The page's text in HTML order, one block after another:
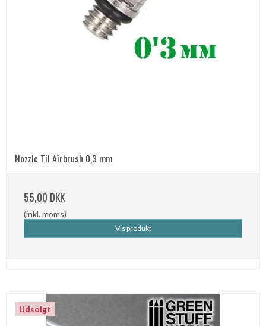
Nozzle Til Airbrush 0,3 mm
55,00 DKK
(inkl. moms)
Vis produkt
Udsolgt